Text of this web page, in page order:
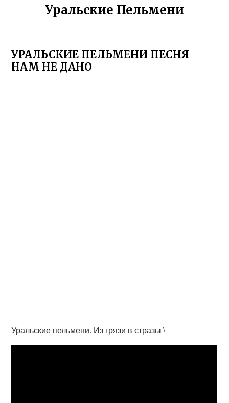
Уральские Пельмени
УРАЛЬСКИЕ ПЕЛЬМЕНИ ПЕСНЯ
НАМ НЕ ДАНО
Уральские пельмени. Из грязи в стразы \